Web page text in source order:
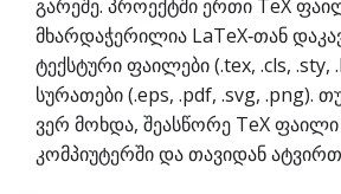
გარეშე. პროექტში ერთი TeX
მხარდაჭერილია LaTeX‑თან
ტექსტური ფაილები (.tex, .cls, .sty,
სურათები (.eps, .pdf, .svg, .png).
ვერ მოხდა, შეასწორე TeX ფაილი
კომპიუტერში და თავიდან